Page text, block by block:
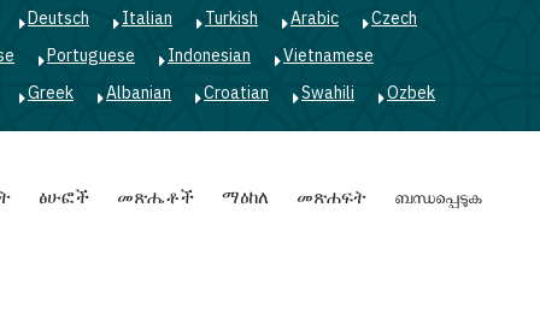
Deutsch Italian Turkish Arabic
Czech
Portuguese Indonesian
Vietnamese
Greek
Albanian Croatian Swahili Ozbek
ፅሁፎች መጽሔቶች ማዕከለ መጽሐፍት ബന്ധപ്പെടുക